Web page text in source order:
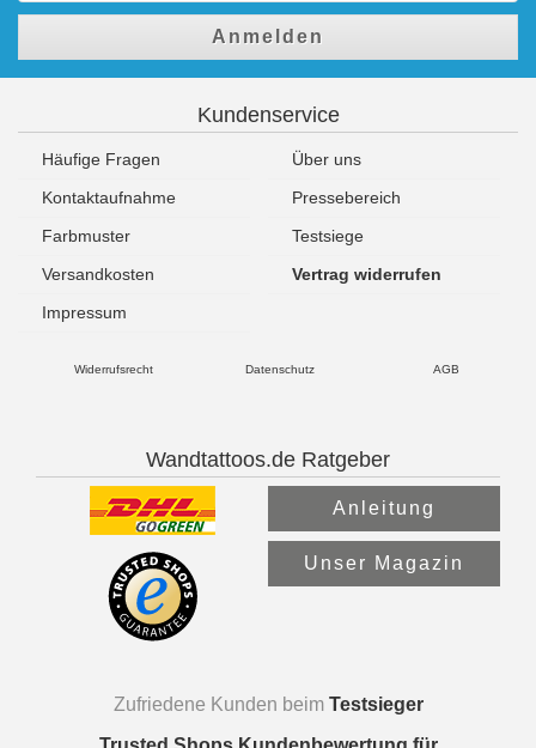
Anmelden
Kundenservice
Häufige Fragen
Über uns
Kontaktaufnahme
Pressebereich
Farbmuster
Testsiege
Versandkosten
Vertrag widerrufen
Impressum
Widerrufsrecht Datenschutz AGB
Wandtattoos.de Ratgeber
Anleitung
Unser Magazin
Zufriedene Kunden beim Testsieger